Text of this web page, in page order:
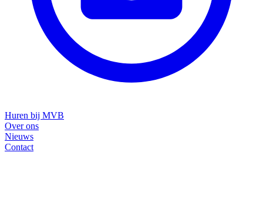
Huren bij MVB
Over ons
Nieuws
Contact